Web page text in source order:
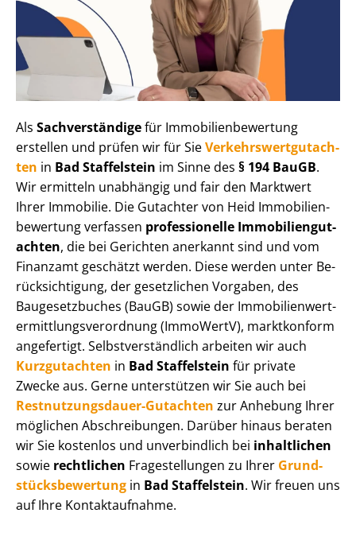
Als Sachverständigefür Im­mo­bi­li­en­be­wer­tung
erstellen und prüfen wir für SieVer­kehrs­wert­gut­ach­
ten in Bad Staffelstein im Sinne des § 194 BauGB.
Wir ermitteln unabhängig und fair den Marktwert
Ihrer Immobilie. Die Gutachter von Heid Im­mo­bi­li­en­
be­wer­tung verfassen professionelle Im­mo­bi­li­en­gut­
ach­ten, die bei Gerichten anerkannt sind und vom
Finanzamt geschätzt werden. Diese werden unter Be­
rück­sich­ti­gung, der gesetzlichen Vorgaben, des
Baugesetzbuches (BauGB) sowie der Im­mo­bi­li­en­wert­
ermitt­lungs­ver­ord­nung (ImmoWertV), marktkonform
angefertigt. Selbst­ver­ständ­lich arbeiten wir auch
Kurzgutachten in Bad Staffelstein für private
Zwecke aus. Gerne unterstützen wir Sie auch bei
Rest­nut­zungs­dau­er-Gutachten zur Anhebung Ihrer
möglichen Abschreibungen. Darüber hinaus beraten
wir Sie kostenlos und unverbindlich bei inhaltlichen
sowie rechtlichen Fragestellungen zu Ihrer Grund­
stücks­be­wer­tung in Bad Staffelstein. Wir freuen uns
auf Ihre Kontaktaufnahme.